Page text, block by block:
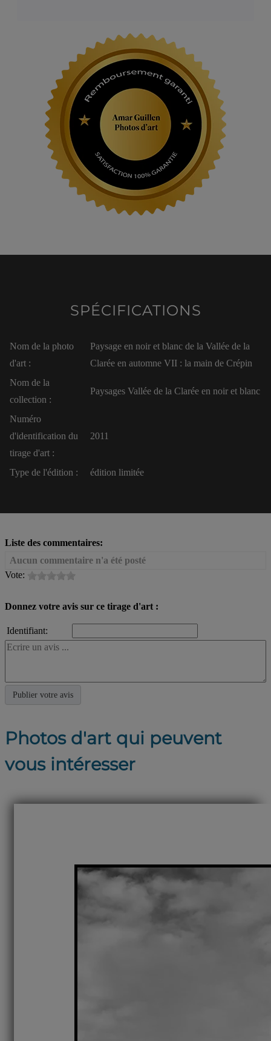
SPÉCIFICATIONS
Nom de la photo
d'art :
Paysage en noir et blanc de la Vallée de la
Clarée en automne VII : la main de Crépin
Nom de la
collection :
Paysages Vallée de la Clarée en noir et blanc
Numéro
d'identification du
tirage d'art :
2011
Type de l'édition : édition limitée
Liste des commentaires:
Aucun commentaire n'a été posté
Vote:
Donnez votre avis sur ce tirage d'art :
Identifiant:
Photos d'art qui peuvent
vous intéresser